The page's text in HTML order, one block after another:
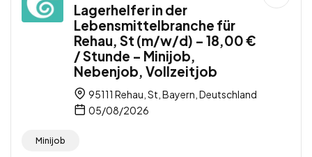
Lagerhelfer in der
Lebensmittelbranche für
Rehau, St (m/w/d) – 18,00 €
/ Stunde – Minijob,
Nebenjob, Vollzeitjob
95111 Rehau, St, Bayern, Deutschland
05/08/2026
Minijob